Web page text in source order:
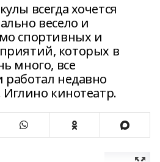
всегда хочется
весело и
спортивных и
которых в
много, все
недавно
кинотеатр.